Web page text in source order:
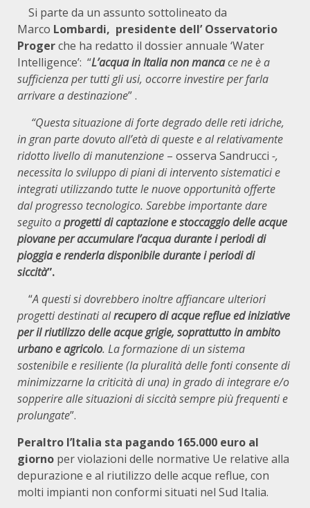
Si parte da un assunto sottolineato da
Marco Lombardi, presidente dell’ Osservatorio
Progerche ha redatto il dossier annuale ‘Water
Intelligence’: “L’acqua in Italia non mancace ne è a
sufficienza per tutti gli usi, occorre investire per farla
arrivare a destinazione” .
“Questa situazione di forte degrado delle reti idriche,
in gran parte dovuto all’età di queste e al relativamente
ridotto livello di manutenzione – osserva Sandrucci -,
necessita lo sviluppo di piani di intervento sistematici e
integrati utilizzando tutte le nuove opportunità offerte
dal progresso tecnologico. Sarebbe importante dare
seguito aprogetti di captazione e stoccaggio delle acque
piovane per accumulare l’acqua durante i periodi di
pioggia e renderla disponibile durante i periodi di
siccità”.
“A questi si dovrebbero inoltre affiancare ulteriori
progetti destinati alrecupero di acque reflue ed iniziative
per il riutilizzo delle acque grigie, soprattutto in ambito
urbano e agricolo. La formazione di un sistema
sostenibile e resiliente (la pluralità delle fonti consente di
minimizzarne la criticità di una) in grado di integrare e/o
sopperire alle situazioni di siccità sempre più frequenti e
prolungate”.
Peraltro l’Italia sta pagando 165.000 euro al
giorno per violazioni delle normative Ue relative alla
depurazione e al riutilizzo delle acque reflue, con
molti impianti non conformi situati nel Sud Italia.